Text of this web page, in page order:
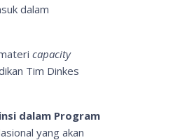
dalam
capacity
Tim Dinkes
dalam Program
yang akan